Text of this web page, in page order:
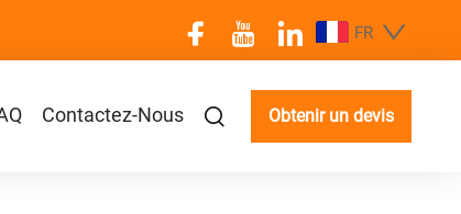
FR
Contactez-Nous Obtenir un devis